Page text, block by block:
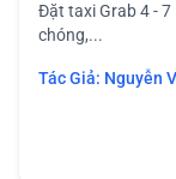
Đặt taxi Grab 4 - 7
chóng,...
Tác Giả: Nguyễn